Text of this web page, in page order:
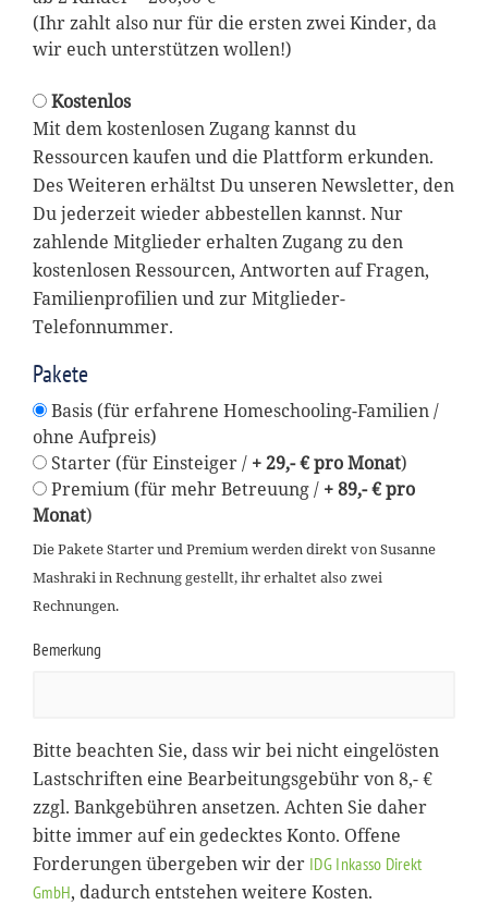
(Ihr zahlt also nur für die ersten zwei Kinder, da
wir euch unterstützen wollen!)
Kostenlos
Mit dem kostenlosen Zugang kannst du
Ressourcen kaufen und die Plattform erkunden.
Des Weiteren erhältst Du unseren Newsletter, den
Du jederzeit wieder abbestellen kannst. Nur
zahlende Mitglieder erhalten Zugang zu den
kostenlosen Ressourcen, Antworten auf Fragen,
Familienprofilien und zur Mitglieder-
Telefonnummer.
Pakete
Basis (für erfahrene Homeschooling-Familien /
ohne Aufpreis)
Starter (für Einsteiger / + 29,- € pro Monat)
Premium (für mehr Betreuung / + 89,- € pro
Monat)
Die Pakete Starter und Premium werden direkt von Susanne
Mashraki in Rechnung gestellt, ihr erhaltet also zwei
Rechnungen.
Bemerkung
Bitte beachten Sie, dass wir bei nicht eingelösten
Lastschriften eine Bearbeitungsgebühr von 8,- €
zzgl. Bankgebühren ansetzen. Achten Sie daher
bitte immer auf ein gedecktes Konto. Offene
Forderungen übergeben wir der IDG Inkasso Direkt
GmbH, dadurch entstehen weitere Kosten.